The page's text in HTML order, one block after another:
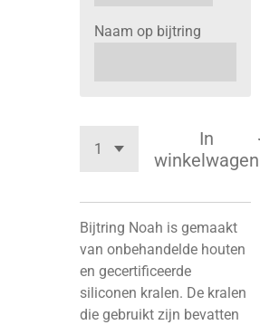
Naam op bijtring
In
winkelwagen
Bijtring Noah is gemaakt
van onbehandelde houten
en gecertificeerde
siliconen kralen. De kralen
die gebruikt zijn bevatten